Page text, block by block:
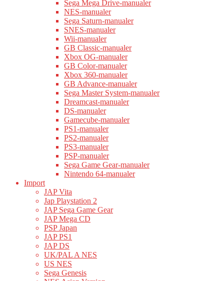
Sega Mega Drive-manualer
NES-manualer
Sega Saturn-manualer
SNES-manualer
Wii-manualer
GB Classic-manualer
Xbox OG-manualer
GB Color-manualer
Xbox 360-manualer
GB Advance-manualer
Sega Master System-manualer
Dreamcast-manualer
DS-manualer
Gamecube-manualer
PS1-manualer
PS2-manualer
PS3-manualer
PSP-manualer
Sega Game Gear-manualer
Nintendo 64-manualer
Import
JAP Vita
Jap Playstation 2
JAP Sega Game Gear
JAP Mega CD
PSP Japan
JAP PS1
JAP DS
UK/PAL A NES
US NES
Sega Genesis